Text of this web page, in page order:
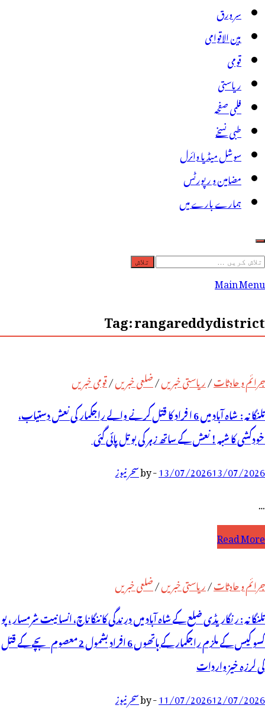
سر ورق
بین الاقوامی
قومی
ریاستی
فلمی صفحہ
طبی نسخے
سوشل میڈیا وائرل
مضامین و رپورٹس
ہمارے بارے میں
تلاش
کریں
Main Menu
Tag:rangareddydistrict
جرائم و حادثات/ریاستی خبریں/ضلعی خبریں/قومی خبریں
تلنگانہ : شاہ آباد میں 6 ا فراد کا قتل کرنے والے راجکمار کی نعش دستیاب،
خودکشی کا شبہ ! نعش کے ساتھ زہر کی بوتل پائی گئی
13/07/202613/07/2026
-
byسحر نیوز
…
تلنگانہ
شاہ
آباد
میں
6
ا
فراد
Read More
جرائم و حادثات/ریاستی خبریں/ضلعی خبریں
تلنگانہ : رنگاریڈی ضلع کے شاہ آباد میں درندگی کا ننگا ناچ، انسانیت شرمسار ، پو
کسو کیس کے ملزم راجکمار کے ہاتھوں 6 افراد بشمول 2 معصوم بچے کے قتل
کی لرزہ خیز واردات
11/07/202612/07/2026
-
byسحر نیوز